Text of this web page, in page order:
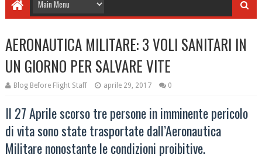
AERONAUTICA MILITARE: 3 VOLI SANITARI IN
UN GIORNO PER SALVARE VITE
Blog Before Flight Staff aprile 29, 2017 0
Il 27 Aprile scorso tre persone in imminente pericolo
di vita sono state trasportate dall’Aeronautica
Militare nonostante le condizioni proibitive.